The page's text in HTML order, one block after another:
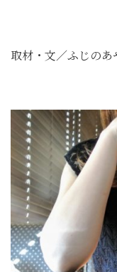
取材・文／ふじのあ